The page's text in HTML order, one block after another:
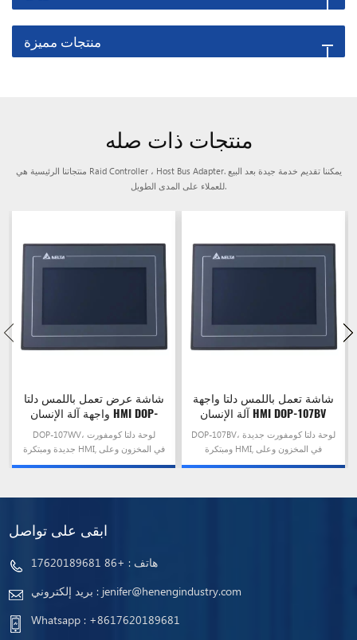
منتجات مميزة
منتجات ذات صله
منتجاتنا الرئيسية هي Raid Controller ، Host Bus Adapter. يمكننا تقديم خدمة جيدة بعد البيع
للعملاء على المدى الطويل.
شاشة عرض تعمل باللمس دلتا
واجهة آلة الإنسان HMI DOP-
107WVDOP-107WV، لوحة دلتا كومفورت
جديدة ومبتكرة HMI, في المخزون وعلى
استعداد للسفينة!
شاشة تعمل باللمس دلتا واجهة
آلة الإنسان HMI DOP-107BV
DOP-107BV، لوحة دلتا كومفورت جديدة
ومبتكرة HMI, في المخزون وعلى
استعداد للسفينة!
ابقى على تواصل
هاتف : +86 17620189681
بريد إلكتروني : jenifer@henengindustry.com
Whatsapp : +8617620189681